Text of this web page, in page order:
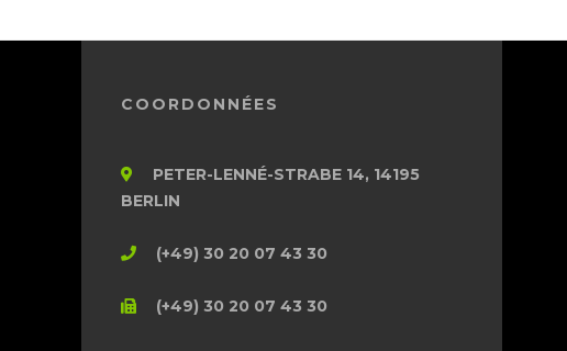
COORDONNÉES
PETER-LENNÉ-STRABE 14, 14195
BERLIN
(+49) 30 20 07 43 30
(+49) 30 20 07 43 30